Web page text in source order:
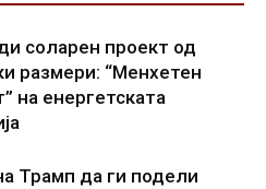
соларен проект од
размери: “Менхетен
на енергетската
Трамп да ги подели